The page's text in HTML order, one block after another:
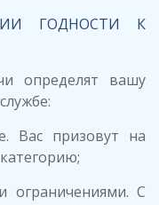
ГОДНОСТИ К
определят вашу
Вас призовут на
ограничениями. С